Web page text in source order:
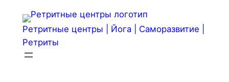
Перейти
содержимому
Ретритные центры | Йога | Саморазвитие |
Ретриты